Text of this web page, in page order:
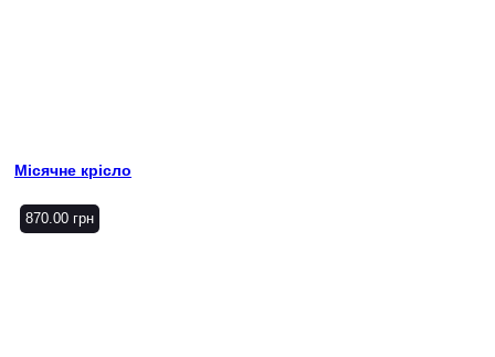
Місячне крісло
870.00 грн